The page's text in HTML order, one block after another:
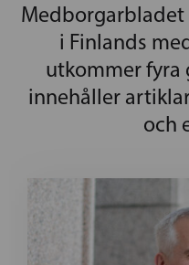
Medborgarbladet
i Finlands
utkommer fyra
innehåller
och